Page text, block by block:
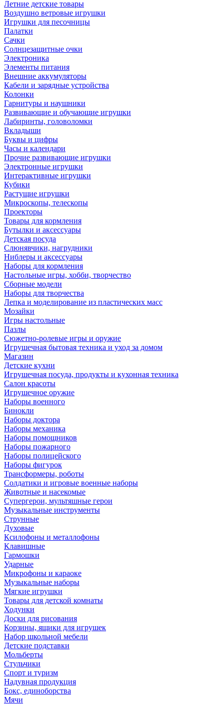
Летние детские товары
Воздушно ветровые игрушки
Игрушки для песочницы
Палатки
Сачки
Солнцезащитные очки
Электроника
Элементы питания
Внешние аккумуляторы
Кабели и зарядные устройства
Колонки
Гарнитуры и наушники
Развивающие и обучающие игрушки
Лабиринты, головоломки
Вкладыши
Буквы и цифры
Часы и календари
Прочие развивающие игрушки
Электронные игрушки
Интерактивные игрушки
Кубики
Растущие игрушки
Микроскопы, телескопы
Проекторы
Товары для кормления
Бутылки и аксессуары
Детская посуда
Слюнявчики, нагрудники
Ниблеры и аксессуары
Наборы для кормления
Настольные игры, хобби, творчество
Сборные модели
Наборы для творчества
Лепка и моделирование из пластических масс
Мозайки
Игры настольные
Пазлы
Сюжетно-ролевые игры и оружие
Игрушечная бытовая техника и уход за домом
Магазин
Детские кухни
Игрушечная посуда, продукты и кухонная техника
Салон красоты
Игрушечное оружие
Наборы военного
Бинокли
Наборы доктора
Наборы механика
Наборы помощников
Наборы пожарного
Наборы полицейского
Наборы фигурок
Трансформеры, роботы
Солдатики и игровые военные наборы
Животные и насекомые
Супергерои, мультяшные герои
Музыкальные инструменты
Струнные
Духовые
Ксилофоны и металлофоны
Клавишные
Гармошки
Ударные
Микрофоны и караоке
Музыкальные наборы
Мягкие игрушки
Товары для детской комнаты
Ходунки
Доски для рисования
Корзины, ящики для игрушек
Набор школьной мебели
Детские подставки
Мольберты
Стульчики
Спорт и туризм
Надувная продукция
Бокс, единоборства
Мячи